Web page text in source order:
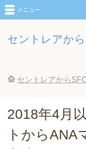
セントレアか
メニュー
セントレアから
2018年4月
トからANA